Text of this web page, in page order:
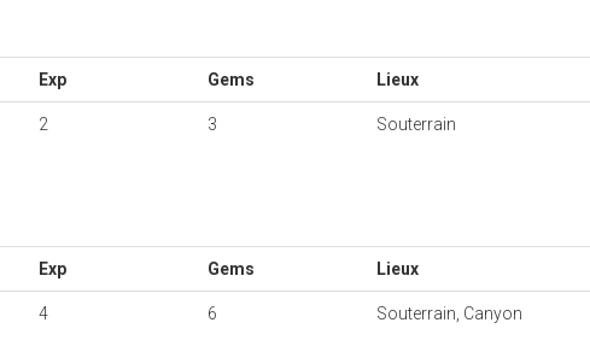
Exp Gems Lieux
2 3 Souterrain
Exp Gems Lieux
4 6 Souterrain, Canyon